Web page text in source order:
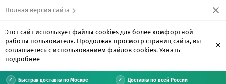
Полная версия сайта
Этот сайт использует файлы cookies для более комфортной
работы пользователя. Продолжая просмотр страниц сайта, вы
соглашаетесь с использованием файлов cookies. Узнать
подробнее
×
Быстрая доставка по Москве Доставка по всей России